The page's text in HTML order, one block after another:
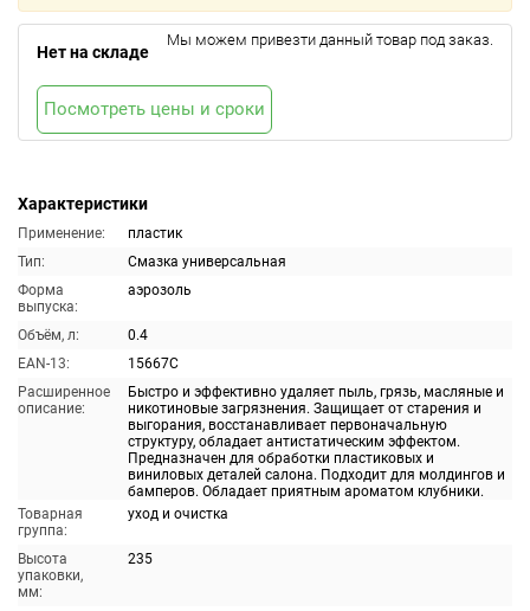
Характеристики
Применение:
пластик
Тип:
Смазка универсальная
Форма
выпуска:
аэрозоль
Объём, л:
0.4
EAN-13:
15667C
Расширенное
описание:
Быстро и эффективно удаляет пыль, грязь, масляные и
никотиновые загрязнения. Защищает от старения и
выгорания, восстанавливает первоначальную
структуру, обладает антистатическим эффектом.
Предназначен для обработки пластиковых и
виниловых деталей салона. Подходит для молдингов и
бамперов. Обладает приятным ароматом клубники.
Товарная
группа:
уход и очистка
Высота
упаковки,
мм:
235
Нет на складе
Мы можем привезти данный товар под заказ.
Посмотреть цены и сроки